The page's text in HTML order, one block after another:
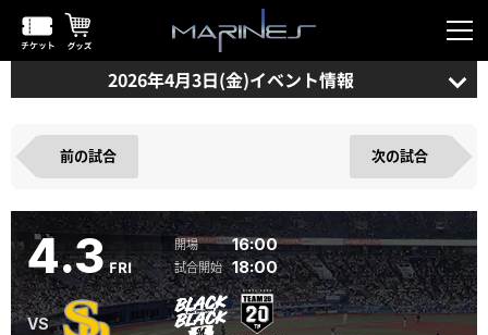
2026年4月3日(金)イベント情報
前の試合 次の試合
4.3 FRI
16:00
18:00